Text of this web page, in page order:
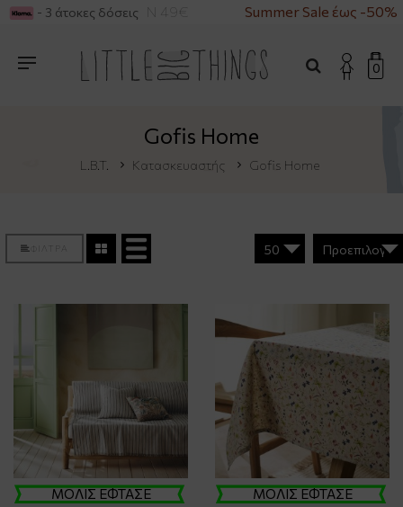
ΑΝΩ ΤΩΝ 49€ Summer Sale έως -50%
- 3 άτοκες δόσεις
0
Gofis Home
L.B.T. Κατασκευαστής Gofis Home
ΦΙΛΤΡΑ
ΜΟΛΙΣ ΕΦΤΑΣΕ ΜΟΛΙΣ ΕΦΤΑΣΕ